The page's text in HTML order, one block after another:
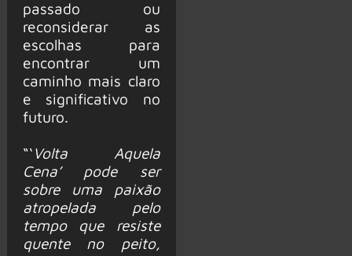
passado ou
reconsiderar as
escolhas para
encontrar um
caminho mais claro
e significativo no
futuro.
“‘Volta Aquela
Cena’ pode ser
sobre uma paixão
atropelada pelo
tempo que resiste
quente no peito,